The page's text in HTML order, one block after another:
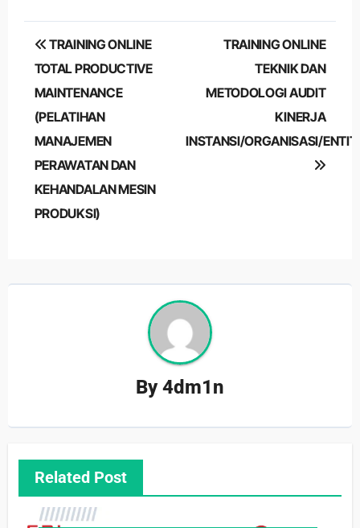
Post
navigation
TRAINING ONLINE
TOTAL PRODUCTIVE
MAINTENANCE
(PELATIHAN
MANAJEMEN
PERAWATAN DAN
KEHANDALAN MESIN
PRODUKSI)
TRAINING ONLINE
TEKNIK DAN
METODOLOGI AUDIT
KINERJA
INSTANSI/ORGANISASI/
By4dm1n
Related Post